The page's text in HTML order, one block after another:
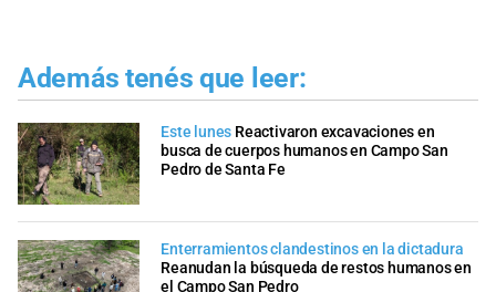
Además tenés que leer:
Este lunes Reactivaron excavaciones en
busca de cuerpos humanos en Campo San
Pedro de Santa Fe
Enterramientos clandestinos en la dictadura
Reanudan la búsqueda de restos humanos en
el Campo San Pedro